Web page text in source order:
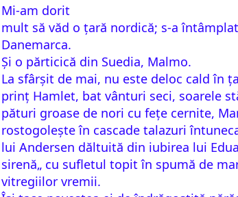
Mi-am dorit
mult să văd o țară nordică; s-a
Danemarca.
Și o părticică din Suedia, Malmo.
La sfârșit de mai, nu este deloc cald în
prinț Hamlet, bat vânturi seci, soarele
pături groase de nori cu fețe cernite,
rostogolește în cascade talazuri
lui Andersen dăltuită din iubirea lui
sirenă„ cu sufletul topit în spumă de
vitregiilor vremii.